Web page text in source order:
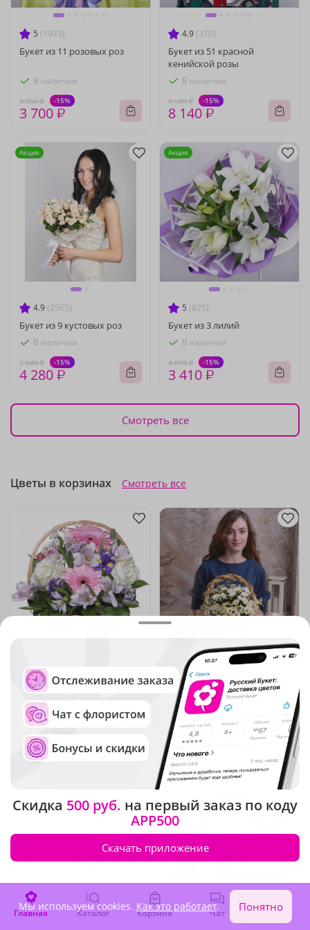
5 (1973)
Букет из 11 розовых роз
В наличии
4 350 ₽ -15%
3 700 ₽
4.9 (370)
Букет из 51 красной
кенийской розы
В наличии
9 580 ₽ -15%
8 140 ₽
4.9 (2565)
Букет из 9 кустовых роз
В наличии
5 040 ₽ -15%
4 280 ₽
Акция
5 (825)
Букет из 3 лилий
В наличии
4 010 ₽ -15%
3 410 ₽
Акция
Смотреть все
Цветы в корзинах Смотреть все
4.9(765)
Композиция "Райский сад"
В наличии
4 730 ₽
4.9(478)
Композиция "Корзина
ромашек"
8 600 ₽
Главная Каталог Корзина Чат Войти
Скидка 500 руб. на первый заказ по коду
APP500
Скачать приложение
Мы используем cookies. Как это работает. Понятно